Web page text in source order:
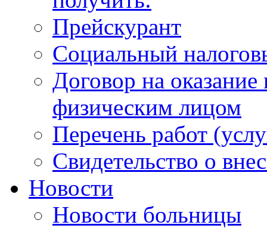
Прейскурант
Социальный
Договор на
физическим лицом
Перечень работ
Свидетельство о
Новости
Новости больницы